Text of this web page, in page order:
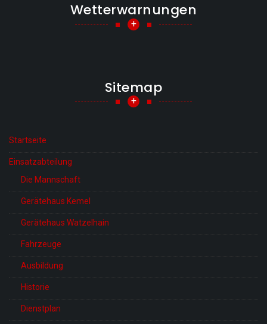
Wetterwarnungen
+
Sitemap
+
Startseite
Einsatzabteilung
Die Mannschaft
Gerätehaus Kemel
Gerätehaus Watzelhain
Fahrzeuge
Ausbildung
Historie
Dienstplan